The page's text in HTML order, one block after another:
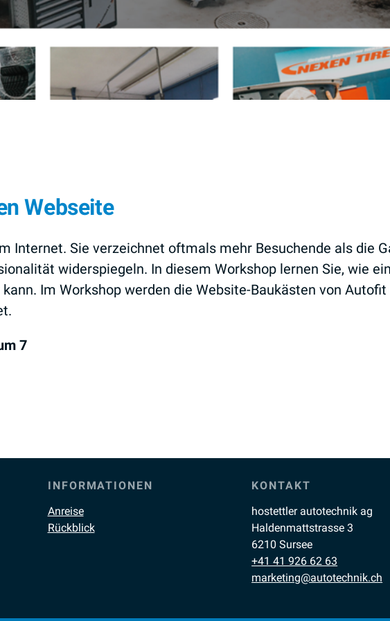
Webseite
Internet. Sie verzeichnet oftmals mehr Besuchende als die
widerspiegeln. In diesem Workshop lernen Sie, wie
Im Workshop werden die Website-Baukästen von
7
INFORMATIONEN
Anreise
Rückblick
KONTAKT
hostettler autotechnik ag
Haldenmattstrasse 3
6210 Sursee
+41 41 926 62 63
marketing@autotechnik.ch